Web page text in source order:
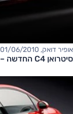
אופיר דואק, 01/06/2010
סיטרואן C4 החדשה – חשיפה ראשונה